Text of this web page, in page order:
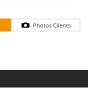
olives et la taille
Photos Clients